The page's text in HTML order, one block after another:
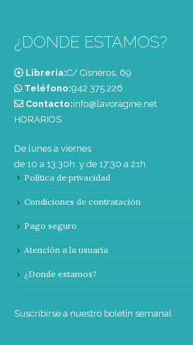
¿DONDE ESTAMOS?
Librería:C/ Cisneros, 69
Teléfono:‭942 375 226‬
Contacto:info@lavoragine.net
HORARIOS
De lunes a viernes
de 10 a 13:30h. y de 17:30 a 21h.
Política de privacidad
Condiciones de contratación
Pago seguro
Atención a la usuaria
¿Donde estamos?
Suscribirse a nuestro boletín semanal